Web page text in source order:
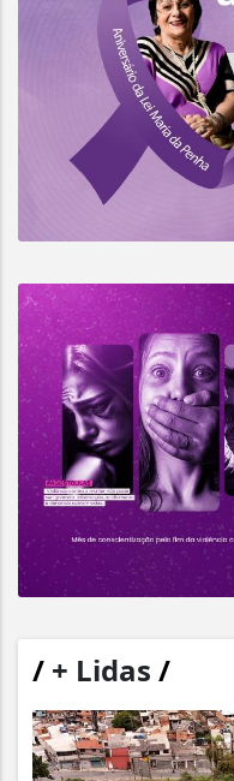
/ + Lidas /